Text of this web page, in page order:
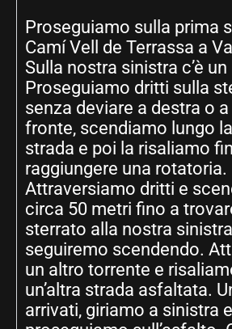
Proseguiamo sulla prima
Camí Vell de Terrassa a
Sulla nostra sinistra c’è
Proseguiamo dritti sulla
senza deviare a destra o
fronte, scendiamo lungo
strada e poi la risaliamo
raggiungere una rotatoria.
Attraversiamo dritti e
circa 50 metri fino a
sterrato alla nostra
seguiremo scendendo.
un altro torrente e
un’altra strada asfaltata.
arrivati, giriamo a sinistra e